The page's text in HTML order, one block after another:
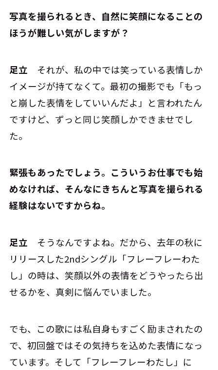
――写真を撮られるとき、自然に笑顔になることの
ほうが難しい気がしますが？
足立 それが、私の中では笑っている表情しか
イメージが持てなくて。最初の撮影でも「もっ
と崩した表情をしていいんだよ」と言われたん
ですけど、ずっと同じ笑顔しかできませでし
た。
――緊張もあったでしょう。こういうお仕事でも始
めなければ、そんなにきちんと写真を撮られる
経験はないですからね。
足立 そうなんですよね。だから、去年の秋に
リリースした2ndシングル「フレーフレーわた
し」の時は、笑顔以外の表情をどうやったら出
せるかを、真剣に悩んでいました。
でも、この歌には私自身もすごく励まされたの
で、初回盤ではその気持ちを込めた表情になっ
ています。そして「フレーフレーわたし」に